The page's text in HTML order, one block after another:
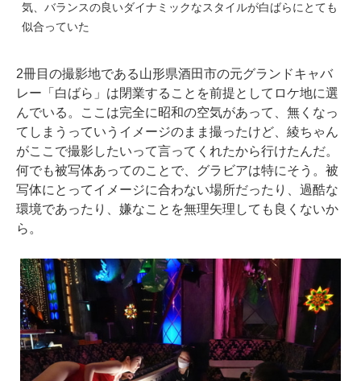
気、バランスの良いダイナミックなスタイルが白ばらにとても
似合っていた
2冊目の撮影地である山形県酒田市の元グランドキャバ
レー「白ばら」は閉業することを前提としてロケ地に選
んでいる。ここは完全に昭和の空気があって、無くなっ
てしまうっていうイメージのまま撮ったけど、綾ちゃん
がここで撮影したいって言ってくれたから行けたんだ。
何でも被写体あってのことで、グラビアは特にそう。被
写体にとってイメージに合わない場所だったり、過酷な
環境であったり、嫌なことを無理矢理しても良くないか
ら。